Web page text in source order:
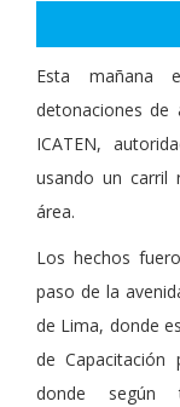
Esta mañana
detonaciones
ICATEN,
usando un carril
área.
Los hechos
paso de la
de Lima, donde
de
donde según